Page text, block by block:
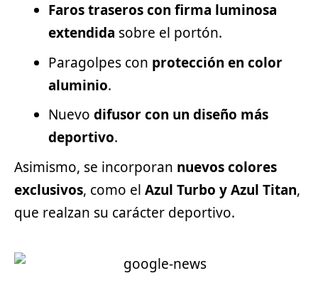
Faros traseros con firma luminosa
extendida sobre el portón.
Paragolpes con protección en color
aluminio.
Nuevo difusor con un diseño más
deportivo.
Asimismo, se incorporan nuevos colores
exclusivos, como el Azul Turbo y Azul Titan,
que realzan su carácter deportivo.